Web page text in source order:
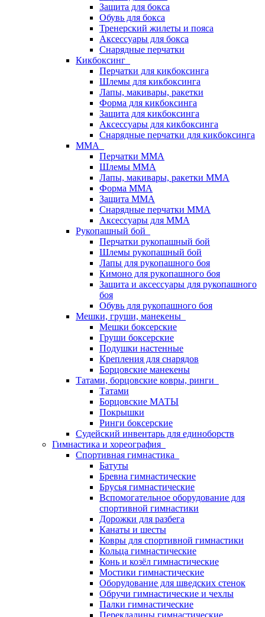
Защита для бокса
Обувь для бокса
Тренерский жилеты и пояса
Аксессуары для бокса
Снарядные перчатки
Кикбоксинг
Перчатки для кикбоксинга
Шлемы для кикбоксинга
Лапы, макивары, ракетки
Форма для кикбоксинга
Защита для кикбоксинга
Аксессуары для кикбоксинга
Снарядные перчатки для кикбоксинга
ММА
Перчатки ММА
Шлемы ММА
Лапы, макивары, ракетки ММА
Форма ММА
Защита ММА
Снарядные перчатки ММА
Аксессуары для ММА
Рукопашный бой
Перчатки рукопашный бой
Шлемы рукопашный бой
Лапы для рукопашного боя
Кимоно для рукопашного боя
Защита и аксессуары для рукопашного
боя
Обувь для рукопашного боя
Мешки, груши, манекены
Мешки боксерские
Груши боксерские
Подушки настенные
Крепления для снарядов
Борцовские манекены
Татами, борцовские ковры, ринги
Татами
Борцовские МАТЫ
Покрышки
Ринги боксерские
Судейский инвентарь для единоборств
Гимнастика и хореография
Спортивная гимнастика
Батуты
Бревна гимнастические
Брусья гимнастические
Вспомогательное оборудование для
спортивной гимнастики
Дорожки для разбега
Канаты и шесты
Ковры для спортивной гимнастики
Кольца гимнастические
Конь и козёл гимнастические
Мостики гимнастические
Оборудование для шведских стенок
Обручи гимнастические и чехлы
Палки гимнастические
Перекладины гимнастические